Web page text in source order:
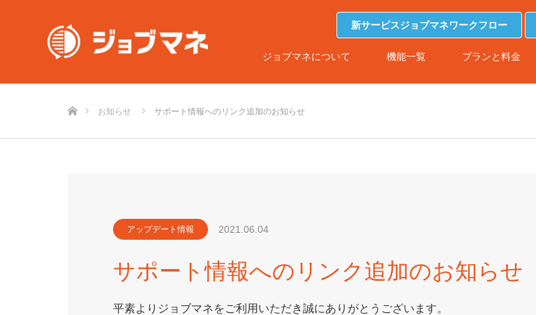
新サービスジョブマネワークフロー
ジョブマネについて 機能一覧 プランと料金
お知らせ サポート情報へのリンク追加のお知らせ
アップデート情報 2021.06.04
サポート情報へのリンク追加のお知らせ
平素よりジョブマネをご利用いただき誠にありがとうございます。